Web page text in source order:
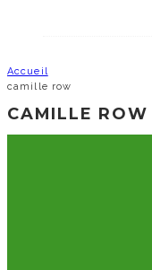
Accueil
camille row
CAMILLE ROW